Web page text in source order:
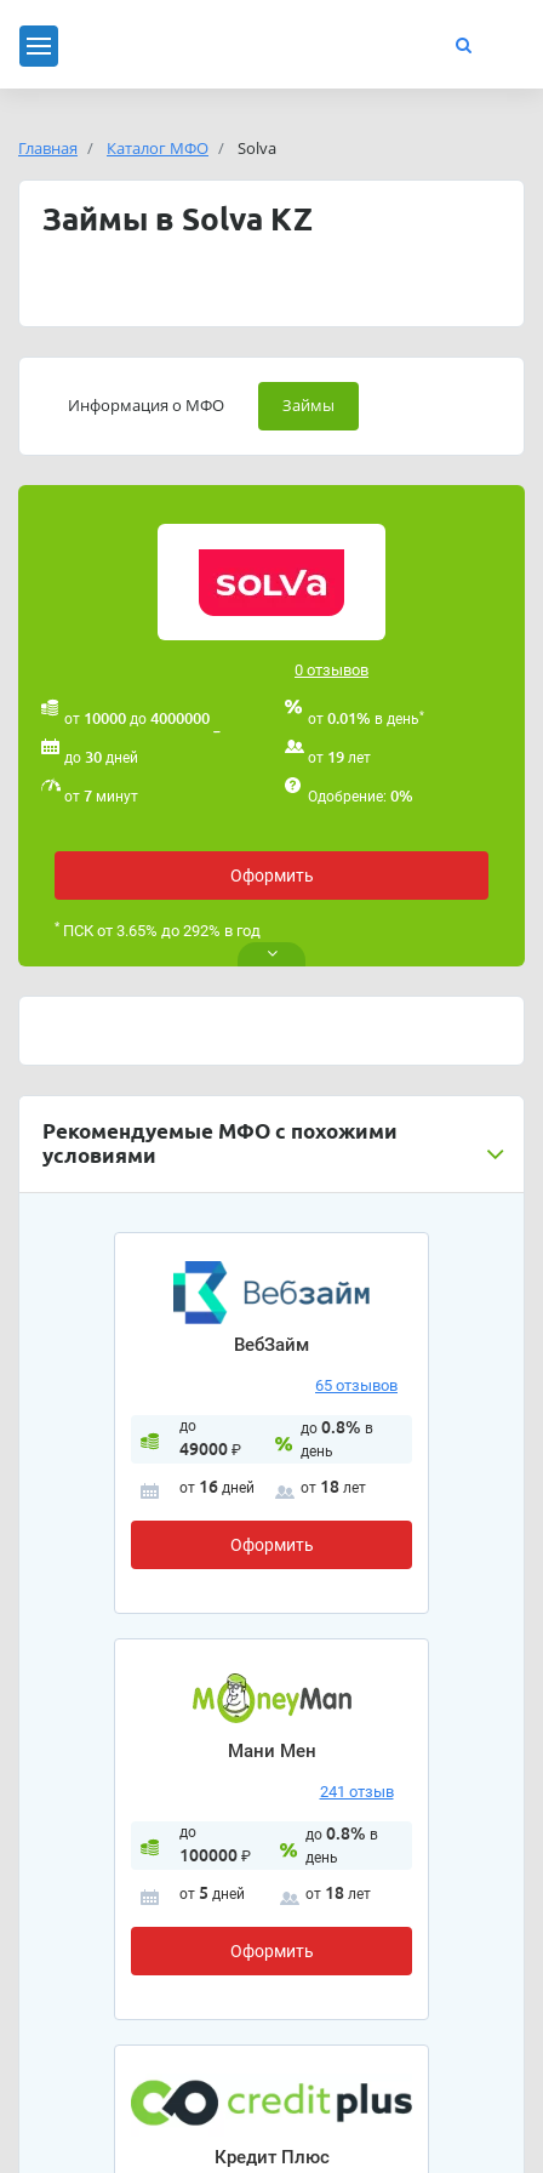
Главная Каталог МФО Solva
Займы в Solva KZ
Информация о МФО Займы
0 отзывов
от 10000 до 4000000 от 0.01% в день*
до 30 дней от 19 лет
от 7 минут Одобрение: 0%
Оформить
*ПСК от 3.65% до 292% в год
Рекомендуемые МФО с похожими
условиями
ВебЗайм
65 отзывов
до
49000₽
до 0.8% в
день
от 16 дней от 18 лет
Оформить
Мани Мен
241 отзыв
до
100000₽
до 0.8% в
день
от 5 дней от 18 лет
Оформить
Кредит Плюс